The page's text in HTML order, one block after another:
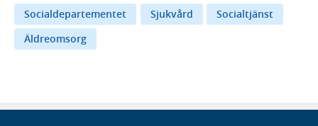
Socialdepartementet
Sjukvård
Socialtjänst
Äldreomsorg